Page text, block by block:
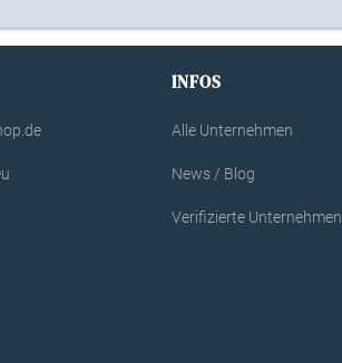
INFOS
Alle Unternehmen
News / Blog
Verifizierte Unternehmen